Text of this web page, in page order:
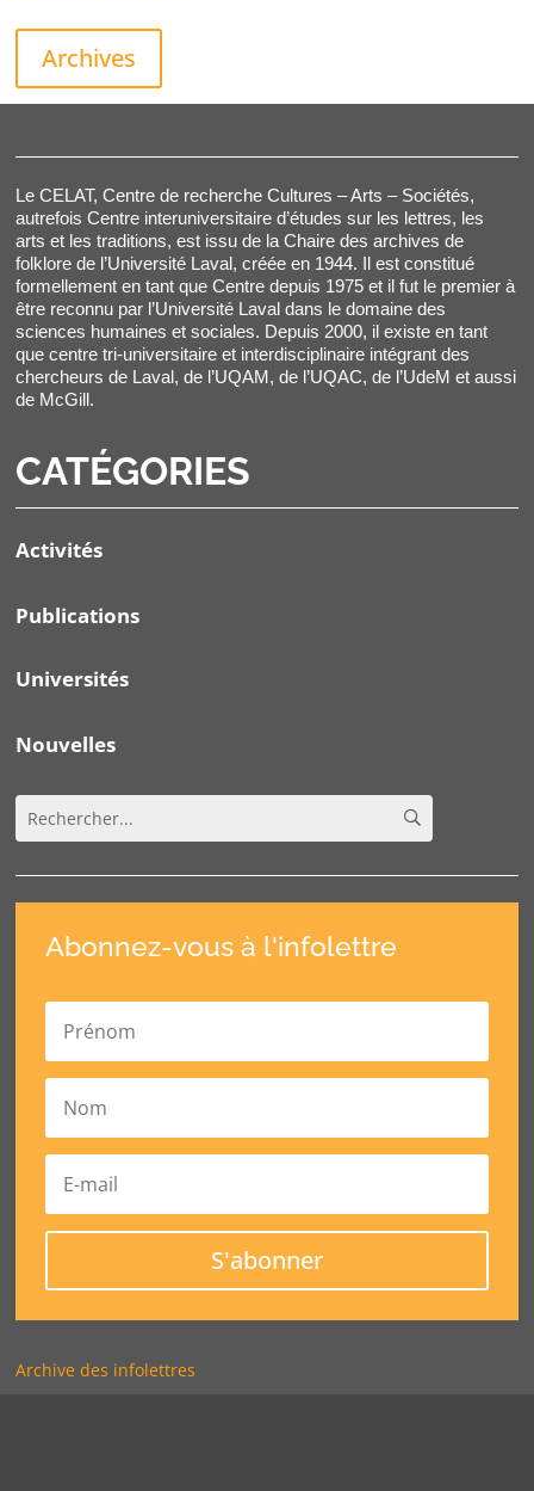
Archives
Le CELAT, Centre de recherche Cultures – Arts – Sociétés,
autrefois Centre interuniversitaire d’études sur les lettres, les
arts et les traditions, est issu de la Chaire des archives de
folklore de l’Université Laval, créée en 1944. Il est constitué
formellement en tant que Centre depuis 1975 et il fut le premier à
être reconnu par l’Université Laval dans le domaine des
sciences humaines et sociales. Depuis 2000, il existe en tant
que centre tri-universitaire et interdisciplinaire intégrant des
chercheurs de Laval, de l’UQAM, de l’UQAC, de l’UdeM et aussi
de McGill.
CATÉGORIES
Activités
Publications
Universités
Nouvelles
Abonnez-vous à l'infolettre
S'abonner
Archive des infolettres